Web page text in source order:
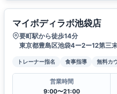
マイボディラボ池袋店
要町駅から徒歩14分
東京都豊島区池袋4ー2ー12第三
トレーナー指名 食事指導 無料カ
営業時間
9:00〜21:00